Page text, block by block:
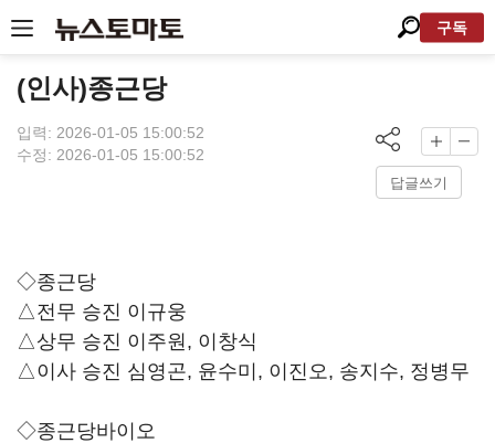
구독
(인사)종근당
입력: 2026-01-05 15:00:52
수정: 2026-01-05 15:00:52
답글쓰기
◇종근당
△전무 승진 이규웅
△상무 승진 이주원, 이창식
△이사 승진 심영곤, 윤수미, 이진오, 송지수, 정병무
◇종근당바이오